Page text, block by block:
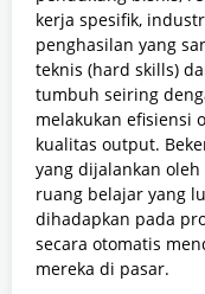
kerja spesifik,
penghasilan yang
teknis (hard skills)
tumbuh seiring
melakukan efisiensi
kualitas output.
yang dijalankan oleh
ruang belajar yang
dihadapkan pada
secara otomatis
mereka di pasar.